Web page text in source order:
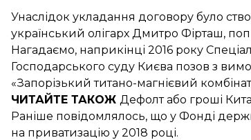
Унаслідок укладання договору було
український олігарх Дмитро Фірташ,
Нагадаємо, наприкінці 2016 року
Господарського суду Києва позов з
«Запорізький титано-магнієвий
ЧИТАЙТЕ ТАКОЖ Дефолт або гроші
Раніше повідомлялось, що у Фонді
на приватизацію у 2018 році.